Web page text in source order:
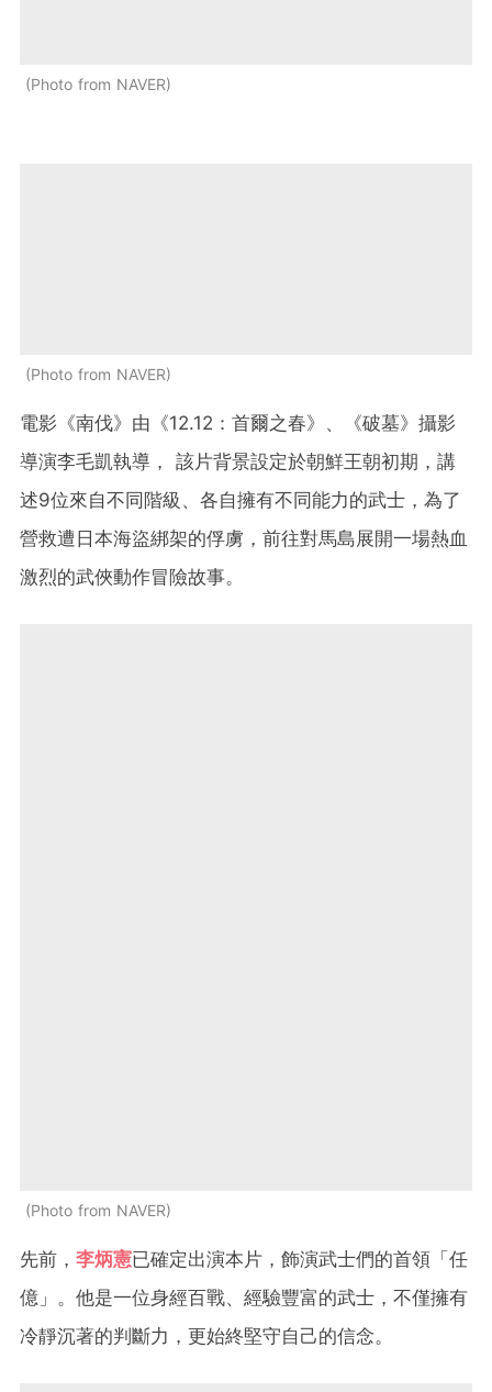
Photo from NAVER
Photo from NAVER
電影《南伐》由《12.12：首爾之春》、《破墓》攝影
導演李毛凱執導， 該片背景設定於朝鮮王朝初期，講
述9位來自不同階級、各自擁有不同能力的武士，為了
營救遭日本海盜綁架的俘虜，前往對馬島展開一場熱血
激烈的武俠動作冒險故事。
Photo from NAVER
先前， 李炳憲已確定出演本片，飾演武士們的首領「任
億」。他是一位身經百戰、經驗豐富的武士，不僅擁有
冷靜沉著的判斷力，更始終堅守自己的信念。